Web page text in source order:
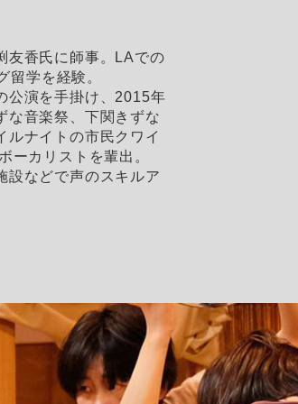
友香氏に師事。LAでの
留学を経験。
公演を手掛け、2015年
な音楽祭、下関きずな
ルナイトの市民クワイ
ーカリストを輩出。
設などで声のスキルア